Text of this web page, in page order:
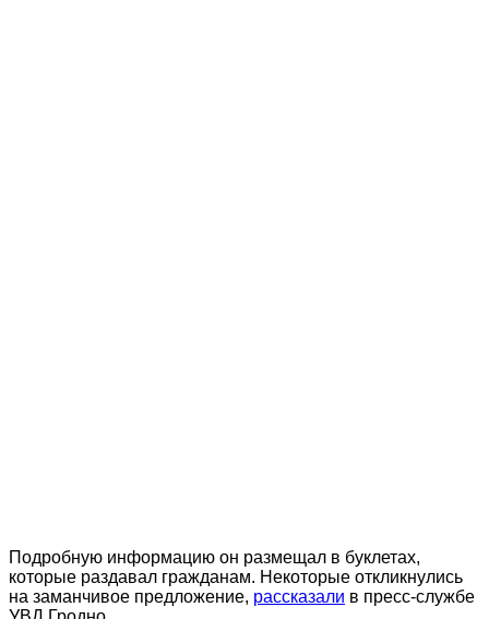
Подробную информацию он размещал в буклетах,
которые раздавал гражданам. Некоторые откликнулись
на заманчивое предложение, рассказали в пресс-службе